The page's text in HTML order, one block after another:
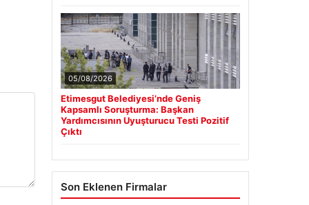
05/08/2026
Etimesgut Belediyesi’nde Geniş
Kapsamlı Soruşturma: Başkan
Yardımcısının Uyuşturucu Testi Pozitif
Çıktı
Son Eklenen Firmalar